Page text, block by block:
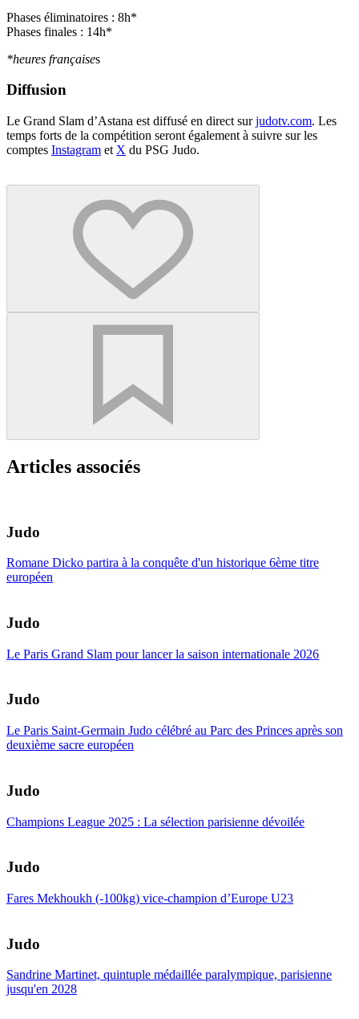
Phases éliminatoires : 8h*
Phases finales : 14h*
*heures françaises
Diffusion
Le Grand Slam d’Astana est diffusé en direct surjudotv.com. Les
temps forts de la compétition seront également à suivre sur les
comptes Instagram et X du PSG Judo.
Articles associés
Judo
Romane Dicko partira à la conquête d'un historique 6ème titre
européen
Judo
Le Paris Grand Slam pour lancer la saison internationale 2026
Judo
Le Paris Saint-Germain Judo célébré au Parc des Princes après son
deuxième sacre européen
Judo
Champions League 2025 : La sélection parisienne dévoilée
Judo
Fares Mekhoukh (-100kg) vice-champion d’Europe U23
Judo
Sandrine Martinet, quintuple médaillée paralympique, parisienne
jusqu'en 2028